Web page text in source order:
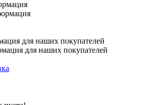
для наших покупателей